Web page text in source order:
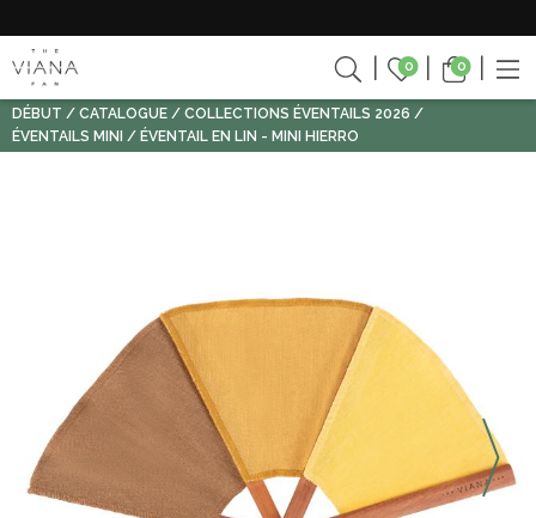
0 0
DÉBUT CATALOGUE
COLLECTIONS ÉVENTAILS 2026
ÉVENTAILS MINI
ÉVENTAIL EN LIN - MINI HIERRO